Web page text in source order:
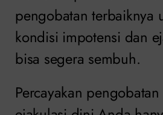
pengobatan terbaiknya
kondisi impotensi dan
bisa segera sembuh.
Percayakan